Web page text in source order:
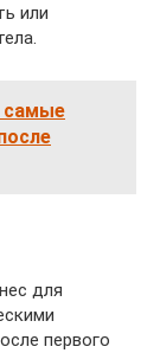
или
самые
для
первого